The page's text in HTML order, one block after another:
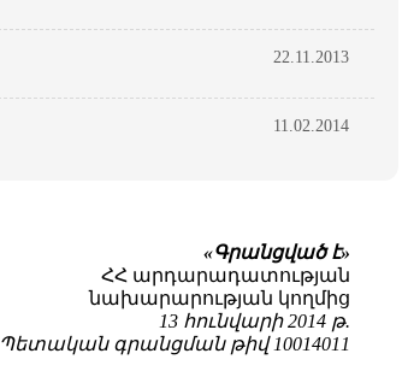
22.11.2013
11.02.2014
«Գրանցված է»
ՀՀ արդարադատության
նախարարության կողմից
13 հունվարի 2014 թ.
Պետական գրանցման թիվ 10014011